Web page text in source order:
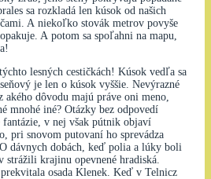
sa rozkladá len kúsok od našich
A niekoľko stovák metrov povyše
A potom sa spoľahni na mapu,
lesných cestičkách! Kúsok vedľa sa
je len o kúsok vyššie. Nevýrazné
dôvodu majú práve oni meno,
mnohé iné? Otázky bez odpovedí
v nej však pútnik objaví
pri snovom putovaní ho sprevádza
dávnych dobách, keď polia a lúky boli
krajinu opevnené hradiská.
osada Klenek. Keď v Telnicz